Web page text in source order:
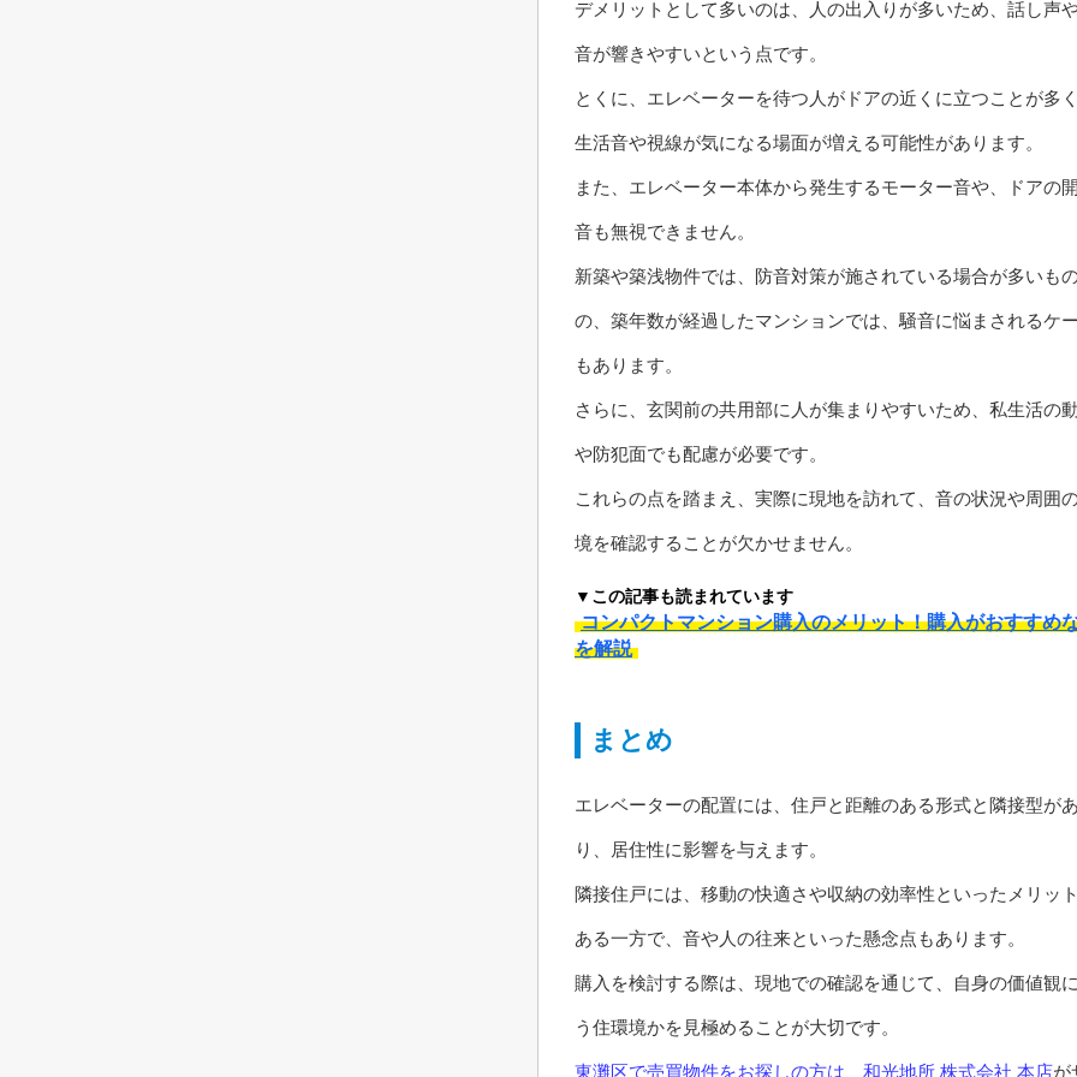
デメリットとして多いのは、人の出入りが多いため、話し声
音が響きやすいという点です。
とくに、エレベーターを待つ人がドアの近くに立つことが多く
生活音や視線が気になる場面が増える可能性があります。
また、エレベーター本体から発生するモーター音や、ドアの
音も無視できません。
新築や築浅物件では、防音対策が施されている場合が多いも
の、築年数が経過したマンションでは、騒音に悩まされるケ
もあります。
さらに、玄関前の共用部に人が集まりやすいため、私生活の
や防犯面でも配慮が必要です。
これらの点を踏まえ、実際に現地を訪れて、音の状況や周囲
境を確認することが欠かせません。
▼この記事も読まれています
コンパクトマンション購入のメリット！購入がおすすめ
を解説
まとめ
エレベーターの配置には、住戸と距離のある形式と隣接型があ
り、居住性に影響を与えます。
隣接住戸には、移動の快適さや収納の効率性といったメリッ
ある一方で、音や人の往来といった懸念点もあります。
購入を検討する際は、現地での確認を通じて、自身の価値観
う住環境かを見極めることが大切です。
東灘区で売買物件をお探しの方は、和光地所 株式会社 本店が